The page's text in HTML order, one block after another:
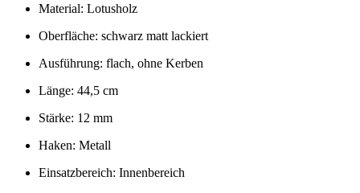
Material: Lotusholz
Oberfläche: schwarz matt lackiert
Ausführung: flach, ohne Kerben
Länge: 44,5 cm
Stärke: 12 mm
Haken: Metall
Einsatzbereich: Innenbereich